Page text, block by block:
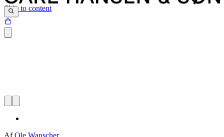
Skip to content